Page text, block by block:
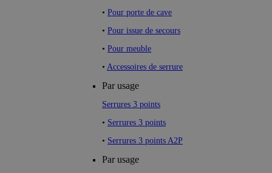
• Pour porte de cave
• Pour issue de secours
• Pour meuble
• Accessoires de serrure
Par usage
Serrures 3 points
• Serrures 3 points
• Serrures 3 points A2P
Par usage